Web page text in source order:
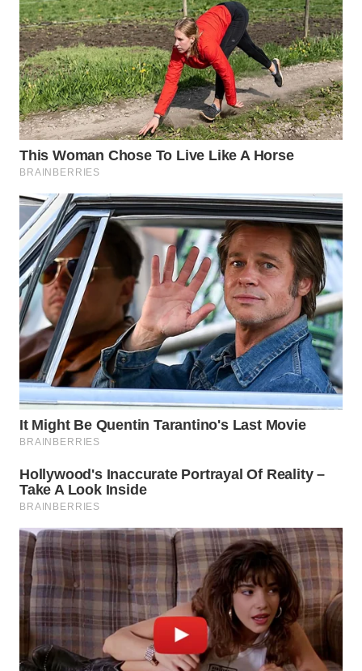
WN
TEBING
TINGGI
WN
PAKPAK
WN
WN
BEKASI
WN
BOGOR
WN
DEPOK
WN
TAPANULI
UTARA
WN
SAMOSIR
WN
PADANG
LAWAS
WN
SUMEDANG